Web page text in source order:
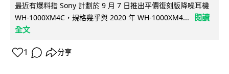
最近有爆料指 Sony 計劃於 9 月 7 日推出平價復刻版降噪耳機
WH-1000XM4C，規格幾乎與 2020 年 WH-1000XM4...
閱讀
全文
1 分享